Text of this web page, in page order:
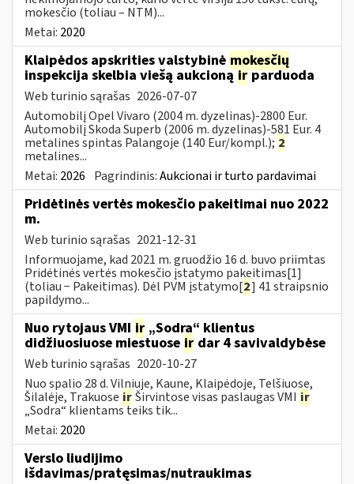
mokesčio (toliau – NTM)...
Metai: 2020
Klaipėdos apskrities valstybinė mokesčių
inspekcija skelbia viešą aukcionąirparduoda
Web turinio sąrašas 2026-07-07
Automobilį Opel Vivaro (2004 m. dyzelinas)-2800 Eur.
Automobilį Skoda Superb (2006 m. dyzelinas)-581 Eur. 4
metalines spintas Palangoje (140 Eur/kompl.); 2
metalines...
Metai: 2026 Pagrindinis:Aukcionai ir turto pardavimai
Pridėtinės vertės mokesčio pakeitimai nuo 2022
m.
Web turinio sąrašas 2021-12-31
Informuojame, kad 2021 m. gruodžio 16 d. buvo priimtas
Pridėtinės vertės mokesčio įstatymo pakeitimas[1]
(toliau − Pakeitimas). Dėl PVM įstatymo[2] 41 straipsnio
papildymo...
Nuo rytojaus VMI ir „Sodra“ klientus
didžiuosiuose miestuose ir dar 4 savivaldybėse
Web turinio sąrašas 2020-10-27
Nuo spalio 28 d. Vilniuje, Kaune, Klaipėdoje, Telšiuose,
Šilalėje, Trakuose irŠirvintose visas paslaugas VMI ir
„Sodra“ klientams teiks tik...
Metai: 2020
Verslo liudijimo
išdavimas/pratęsimas/nutraukimas